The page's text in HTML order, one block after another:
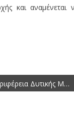
και αναμένεται
H Περιφέρεια Δυτικής Μακεδονίας προκηρύσσει ανοιχτό διαγωνισμό για την ανάθεση του έργου: «ΑΝΤΙΚΑΤΑΣΤΑΣΗ ΚΑΛΩΔΙΩΝ ΣΕ ΚΟΜΒΟΥΣ ΤΟΥ ΕΘΝΙΚΟΥ ΟΔΙΚΟΥ ΔΙΚΤΥΟΥ» με προϋπολογισμό 49.000,00 ΕΥΡΩ Κατηγορία ΗΛΕΚΤΡΟΜΗΧΑΝΟΛΟΓΙΚΩΝ ΕΡΓΩΝ, με προϋπολογισμό 38.504,88 ΕΥΡΩ